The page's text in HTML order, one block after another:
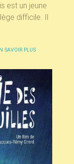
est un jeune
difficile. Il
SAVOIR PLUS